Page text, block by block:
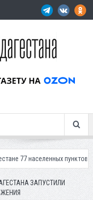
пунктов остались
ЗАПУСТИЛИ